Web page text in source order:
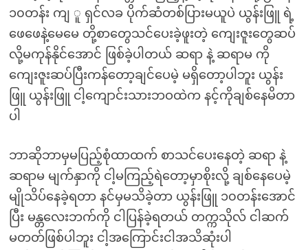
၁၀တန်း ကျ ူ ရှင်လခ ပိုက်ဆံတစ်ပြားမယူပဲ ယွန်းဖြူ ရဲ့
ဖေဖေနဲ့မေမေ တို့စာတွေသင်ပေးခဲ့ဖူးတဲ့ ကျေးဇူးတွေဆပ်
လို့မကုန်နိုင်အောင် ဖြစ်ခဲ့ပါတယ် ဆရာ နဲ့ ဆရာမ ကို
ကျေးဇူးဆပ်ပြီးကန်တော့ချင်ပေမဲ့ မရှိတော့ပါဘူး ယွန်း
ဖြူ ယွန်းဖြူ ငါ့ကျောင်းသားဘဝထဲက နင့်ကိုချစ်နေမိတာ
ပါ
ဘာဆိုဘာမှမပြည့်စုံထာထက် စာသင်ပေးနေတဲ့ ဆရာ နဲ့
ဆရာမ မျက်နှာကို ငါ့မကြည့်ရဲတော့မှာစိုးလို့ ချစ်နေပေမဲ့
မျိုသိပ်နေခဲ့ရတာ နင်မှမသိခဲ့တာ ယွန်းဖြူ ၁၀တန်းအောင်
ပြီး မန္တလေးဘက်ကို ငါပြန်ခဲ့ရတယ် တက္ကသိုလ် ငါဆက်
မတတ်ဖြစ်ပါဘူး ငါ့အကြောင်းငါအသိဆုံးပါ